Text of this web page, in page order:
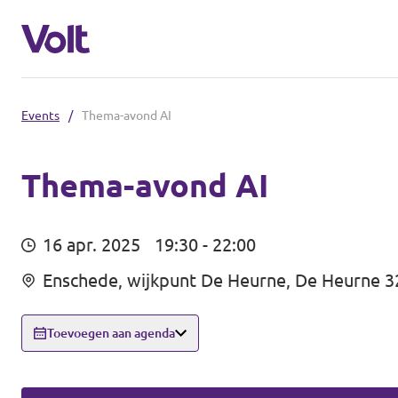
Communities
Volt Almelo
Volt Enschede
Volt Zwolle
Mensen
Events / Thema-avond AI
Thema-avond AI
16 apr. 2025
19:30 - 22:00
Enschede, wijkpunt De Heurne, De Heurne
Toevoegen aan agenda